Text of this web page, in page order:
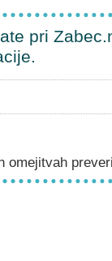
pri
omejitvah